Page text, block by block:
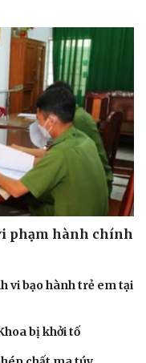
phạm hành chính
vi bạo hành trẻ em tại
bị khởi tố